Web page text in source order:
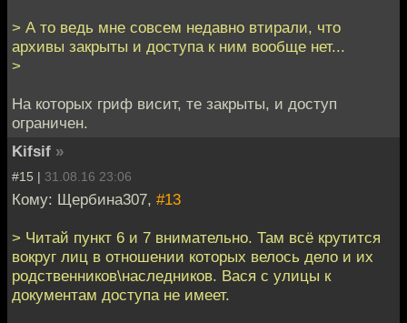
> А то ведь мне совсем недавно втирали, что
архивы закрыты и доступа к ним вообще нет...
>
На которых гриф висит, те закрыты, и доступ
ограничен.
Kifsif »
#15 | 31.08.16 23:06
Кому: Щербина307, #13
> Читай пункт 6 и 7 внимательно. Там всё крутится
вокруг лиц в отношении которых велось дело и их
родственников\наследников. Вася с улицы к
документам доступа не имеет.